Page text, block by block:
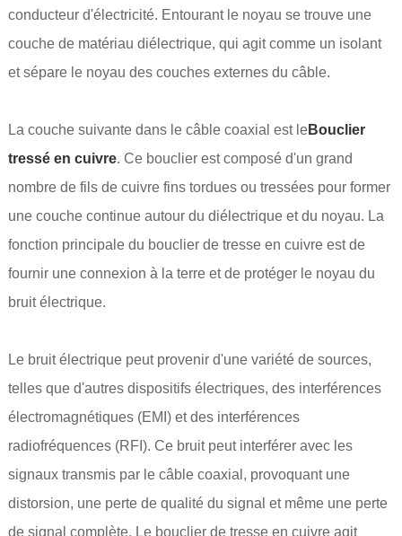
conducteur d'électricité. Entourant le noyau se trouve une
couche de matériau diélectrique, qui agit comme un isolant
et sépare le noyau des couches externes du câble.
La couche suivante dans le câble coaxial est leBouclier
tressé en cuivre. Ce bouclier est composé d'un grand
nombre de fils de cuivre fins tordues ou tressées pour former
une couche continue autour du diélectrique et du noyau. La
fonction principale du bouclier de tresse en cuivre est de
fournir une connexion à la terre et de protéger le noyau du
bruit électrique.
Le bruit électrique peut provenir d'une variété de sources,
telles que d'autres dispositifs électriques, des interférences
électromagnétiques (EMI) et des interférences
radiofréquences (RFI). Ce bruit peut interférer avec les
signaux transmis par le câble coaxial, provoquant une
distorsion, une perte de qualité du signal et même une perte
de signal complète. Le bouclier de tresse en cuivre agit